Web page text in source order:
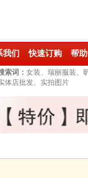
我们 快速订购 帮
索词： 女装、瑞丽服装、
体店批发、实拍图片